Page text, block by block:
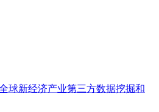
球新经济产业第三方数据挖掘和